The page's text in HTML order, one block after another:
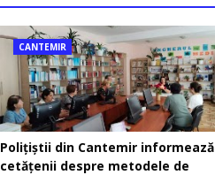
CANTEMIR
Polițiștii din Cantemir informează
cetățenii despre metodele de